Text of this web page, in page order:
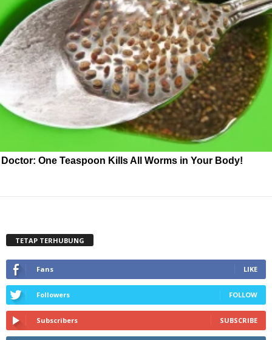
Doctor: One Teaspoon Kills All Worms in Your Body!
TETAP TERHUBUNG
Fans LIKE
Followers FOLLOW
Subscribers SUBSCRIBE